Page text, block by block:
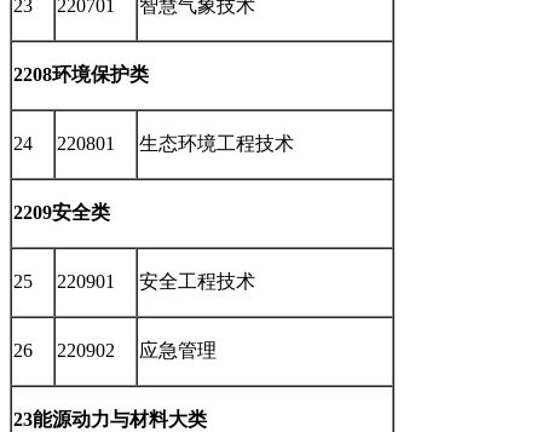
23 220701 智慧气象技术
2208环境保护类
24 220801 生态环境工程技术
2209安全类
25 220901 安全工程技术
26 220902 应急管理
23能源动力与材料大类